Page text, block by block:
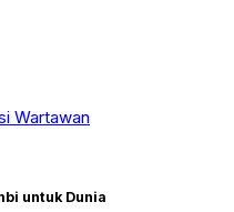
Wartawan
untuk Dunia